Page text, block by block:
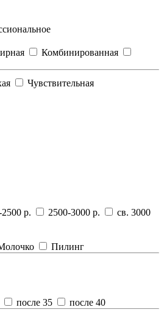
Комбинированная
Чувствительная
р. 2500-3000 р.
св. 3000
Пилинг
после 35
после 40